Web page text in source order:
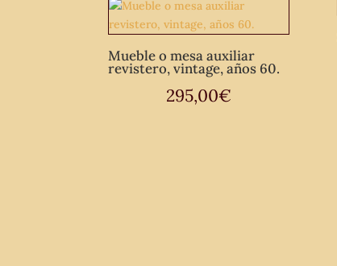
Mueble o mesa auxiliar
revistero, vintage, años 60.
295,00€